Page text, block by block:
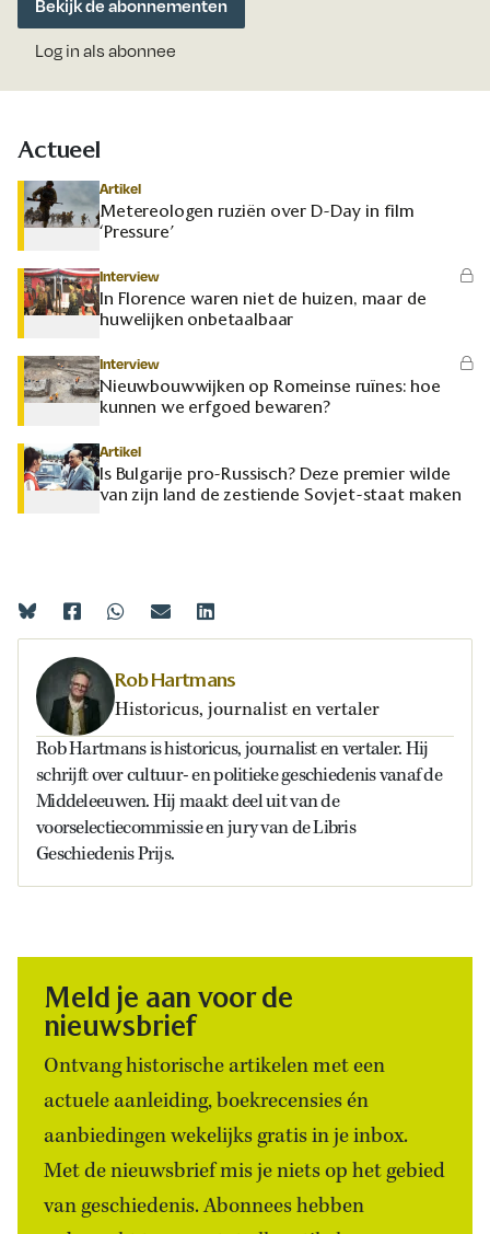
Bekijk de abonnementen
Log in als abonnee
Actueel
Artikel
Metereologen ruziën over D-Day in film
‘Pressure’
Interview
In Florence waren niet de huizen, maar de
huwelijken onbetaalbaar
Interview
Nieuwbouwwijken op Romeinse ruïnes: hoe
kunnen we erfgoed bewaren?
Artikel
Is Bulgarije pro-Russisch? Deze premier wilde
van zijn land de zestiende Sovjet-staat maken
Rob Hartmans
Historicus, journalist en vertaler
Rob Hartmans is historicus, journalist en vertaler. Hij
schrijft over cultuur- en politieke geschiedenis vanaf de
Middeleeuwen. Hij maakt deel uit van de
voorselectiecommissie en jury van de Libris
Geschiedenis Prijs.
Meld je aan voor de
nieuwsbrief
Ontvang historische artikelen met een
actuele aanleiding, boekrecensies én
aanbiedingen wekelijks gratis in je inbox.
Met de nieuwsbrief mis je niets op het gebied
van geschiedenis. Abonnees hebben